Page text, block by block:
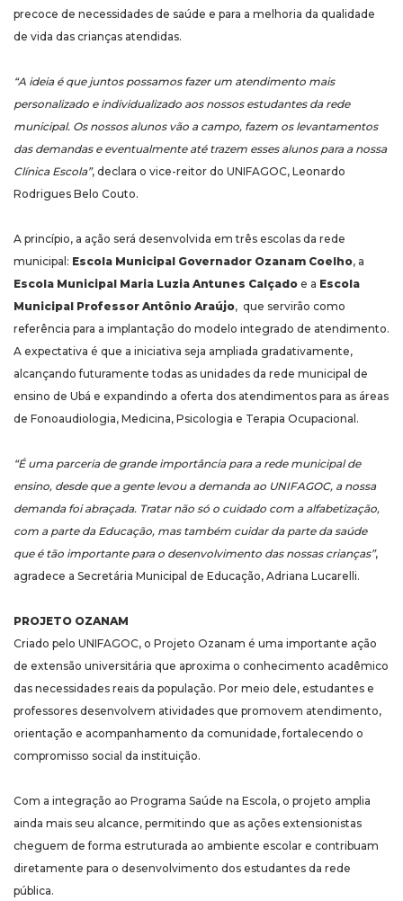
precoce de necessidades de saúde e para a melhoria da qualidade
de vida das crianças atendidas.
“A ideia é que juntos possamos fazer um atendimento mais
personalizado e individualizado aos nossos estudantes da rede
municipal. Os nossos alunos vão a campo, fazem os levantamentos
das demandas e eventualmente até trazem esses alunos para a nossa
Clínica Escola”, declara o vice-reitor do UNIFAGOC, Leonardo
Rodrigues Belo Couto.
A princípio, a ação será desenvolvida em três escolas da rede
municipal: Escola Municipal Governador Ozanam Coelho, a
Escola Municipal Maria Luzia Antunes Calçado e a Escola
Municipal Professor Antônio Araújo, que servirão como
referência para a implantação do modelo integrado de atendimento.
A expectativa é que a iniciativa seja ampliada gradativamente,
alcançando futuramente todas as unidades da rede municipal de
ensino de Ubá e expandindo a oferta dos atendimentos para as áreas
de Fonoaudiologia, Medicina, Psicologia e Terapia Ocupacional.
“É uma parceria de grande importância para a rede municipal de
ensino, desde que a gente levou a demanda ao UNIFAGOC, a nossa
demanda foi abraçada. Tratar não só o cuidado com a alfabetização,
com a parte da Educação, mas também cuidar da parte da saúde
que é tão importante para o desenvolvimento das nossas crianças”,
agradece a Secretária Municipal de Educação, Adriana Lucarelli.
PROJETO OZANAM
Criado pelo UNIFAGOC, o Projeto Ozanam é uma importante ação
de extensão universitária que aproxima o conhecimento acadêmico
das necessidades reais da população. Por meio dele, estudantes e
professores desenvolvem atividades que promovem atendimento,
orientação e acompanhamento da comunidade, fortalecendo o
compromisso social da instituição.
Com a integração ao Programa Saúde na Escola, o projeto amplia
ainda mais seu alcance, permitindo que as ações extensionistas
cheguem de forma estruturada ao ambiente escolar e contribuam
diretamente para o desenvolvimento dos estudantes da rede
pública.